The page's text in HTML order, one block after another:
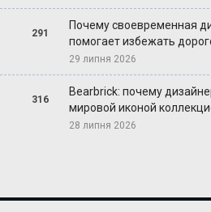
291
Почему своевременная
помогает избежать
29 липня 2026
316
Bearbrick: почему
мировой иконой
28 липня 2026